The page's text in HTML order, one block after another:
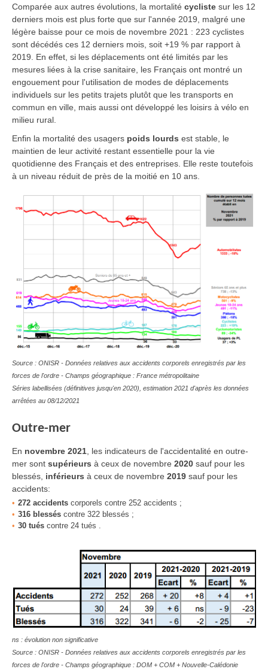
Comparée aux autres évolutions, la mortalité cycliste sur les 12
derniers mois est plus forte que sur l'année 2019, malgré une
légère baisse pour ce mois de novembre 2021 : 223 cyclistes
sont décédés ces 12 derniers mois, soit +19 % par rapport à
2019. En effet, si les déplacements ont été limités par les
mesures liées à la crise sanitaire, les Français ont montré un
engouement pour l'utilisation de modes de déplacements
individuels sur les petits trajets plutôt que les transports en
commun en ville, mais aussi ont développé les loisirs à vélo en
milieu rural.
Enfin la mortalité des usagers poids lourds est stable, le
maintien de leur activité restant essentielle pour la vie
quotidienne des Français et des entreprises. Elle reste toutefois
à un niveau réduit de près de la moitié en 10 ans.
Source : ONISR - Données relatives aux accidents corporels enregistrés par les
forces de l'ordre - Champs géographique : France métropolitaine
Séries labellisées (définitives jusqu'en 2020), estimation 2021 d'après les données
arrêtées au 08/12/2021
Outre-mer
En novembre 2021 , les indicateurs de l'accidentalité en outre-
mer sont supérieurs à ceux de novembre 2020 sauf pour les
blessés inférieurs à ceux de novembre 2019 sauf pour les
accidents:
272 accidents corporels contre 252 accidents ;
316 blessés contre 322 blessés ;
30 tués contre 24 tués .
ns : évolution non significative
Source : ONISR - Données relatives aux accidents corporels enregistrés par les
forces de l'ordre - Champs géographique : DOM + COM + Nouvelle-Calédonie